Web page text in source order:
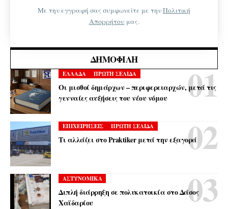
Με την εγγραφή σας συμφωνείτε με τηνΠολιτική
Απορρήτου μας.
ΔΗΜΟΦΙΛΉ
ΕΛΛΑΔΑ ΠΡΩΤΗ ΣΕΛΙΔΑ
Οι μισθοί δημάρχων – περιφερειαρχών, μετά τις
γενναίες αυξήσεις του νέου νόμου
ΕΠΙΧΕΙΡΗΣΕΙΣ ΠΡΩΤΗ ΣΕΛΙΔΑ
Τι αλλάζει στο Praktiker μετά την εξαγορά
ΑΣΤΥΝΟΜΙΚΑ
Διπλή διάρρηξη σε πολυκατοικία στο Δάσος
Χαϊδαρίου